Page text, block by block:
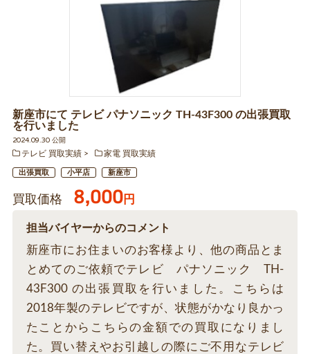
新座市にて テレビ パナソニック TH-43F300 の出張買取
を行いました
2024.09.30 公開
テレビ 買取実績
家電 買取実績
出張買取 小平店 新座市
買取価格 8,000円
担当バイヤーからのコメント
新座市にお住まいのお客様より、他の商品とま
とめてのご依頼でテレビ パナソニック TH-
43F300 の出張買取を行いました。こちらは
2018年製のテレビですが、状態がかなり良かっ
たことからこちらの金額での買取になりまし
た。買い替えやお引越しの際にご不用なテレビ